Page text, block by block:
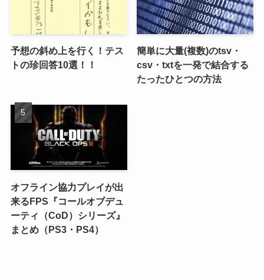
予想の斜め上を行く！テス
トの珍回答10選！！
簡単に大量(複数)のtsv・
csv・txtを一発で結合する
たったひとつの方法
オフライン協力プレイが出
来るFPS『コールオブデュ
ーティ（CoD）シリーズ』
まとめ（PS3・PS4）